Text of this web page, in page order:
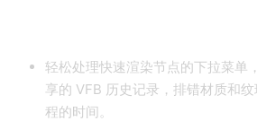
轻松处理快速渲染节点的下拉菜单
享的 VFB 历史记录，排错材质和
程的时间。